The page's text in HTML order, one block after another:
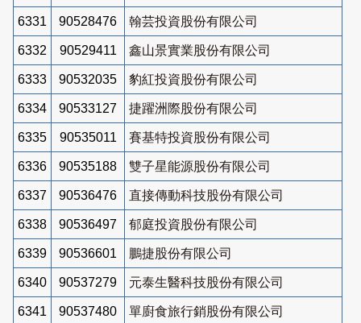
6331 90528476 翰芸投資股份有限公司
6332 90529411 鑫山景實業股份有限公司
6333 90532035 豹紅投資股份有限公司
6334 90533127 捷躍洲際股份有限公司
6335 90535011 賽基特投資股份有限公司
6336 90535188 雙子星能源股份有限公司
6337 90536476 直接傳動科技股份有限公司
6338 90536497 郁庭投資股份有限公司
6339 90536601 鵬捷股份有限公司
6340 90537279 元泰生醫科技股份有限公司
6341 90537480 單廚食旅行銷股份有限公司